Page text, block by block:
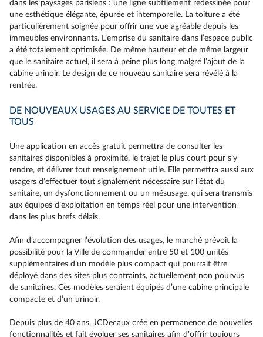
dans les paysages parisiens : une ligne subtilement redessinée pour
une esthétique élégante, épurée et intemporelle. La toiture a été
particulièrement soignée pour offrir une vue agréable depuis les
immeubles environnants. L’emprise du sanitaire dans l’espace public
a été totalement optimisée. De même hauteur et de même largeur
que le sanitaire actuel, il sera à peine plus long malgré l’ajout de la
cabine urinoir. Le design de ce nouveau sanitaire sera révélé à la
rentrée.
DE NOUVEAUX USAGES AU SERVICE DE TOUTES ET
TOUS
Une application en accès gratuit permettra de consulter les
sanitaires disponibles à proximité, le trajet le plus court pour s’y
rendre, et délivrer tout renseignement utile. Elle permettra aussi aux
usagers d’effectuer tout signalement nécessaire sur l’état du
sanitaire, un dysfonctionnement ou un mésusage, qui sera transmis
aux équipes d’exploitation en temps réel pour une intervention
dans les plus brefs délais.
Afin d’accompagner l’évolution des usages, le marché prévoit la
possibilité pour la Ville de commander entre 50 et 100 unités
supplémentaires d’un modèle plus compact qui pourrait être
déployé dans des sites plus contraints, actuellement non pourvus
de sanitaires. Ces modèles seraient équipés d’une cabine principale
compacte et d’un urinoir.
Depuis plus de 40 ans, JCDecaux crée en permanence de nouvelles
fonctionnalités et fait évoluer ses sanitaires afin d’offrir toujours